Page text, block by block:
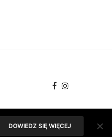
DOWIEDZ SIĘ WIĘCEJ